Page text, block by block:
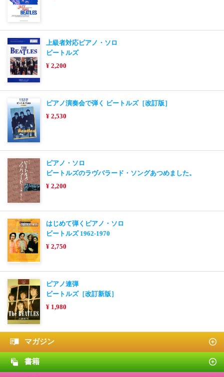
上級者対応ピアノ・ソロ
ビートルズ
¥ 2,200
ピアノ演奏会で弾く ビートルズ［改訂版］
¥ 2,530
ピアノ・ソロ
ビートルズのラヴバラード・ソングあつめました。
¥ 2,200
はじめて弾くピアノ・ソロ
ビートルズ 1962-1970
¥ 2,750
ピアノ連弾
ビートルズ［改訂新版］
¥ 1,980
マガジン
書籍